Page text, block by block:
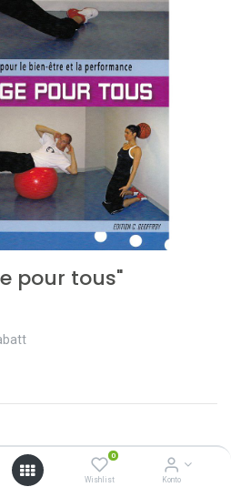
0
Wishlist Konto
pour tous"
Warenkorb